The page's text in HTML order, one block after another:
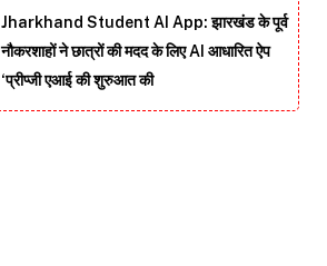
Jharkhand Student AI App: झारखंड के पूर्व
नौकरशाहों ने छात्रों की मदद के लिए AI आधारित ऐप
‘प्रीप्जी एआई की शुरुआत की